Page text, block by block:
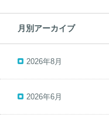
月別アーカイブ
2026年8月
2026年6月